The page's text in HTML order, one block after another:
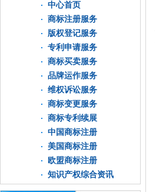
中心首页
商标注册服务
版权登记服务
专利申请服务
商标买卖服务
品牌运作服务
维权诉讼服务
商标变更服务
商标专利续展
中国商标注册
美国商标注册
欧盟商标注册
知识产权综合资讯